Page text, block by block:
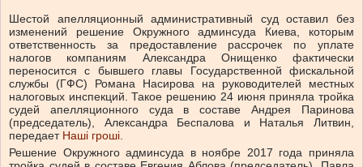
Шестой апелляционный административный суд оставил без
изменений решение Окружного админсуда Киева, которым
ответственность за предоставление рассрочек по уплате
налогов компаниям Александра Онищенко фактически
переносится с бывшего главы Государственной фискальной
службы (ГФС) Романа Насирова на руководителей местных
налоговых инспекций. Такое решению 24 июня приняла тройка
судей апелляционного суда в составе Андрея Паринова
(председатель), Александра Беспалова и Наталья Литвин,
передает Наші гроші.
Решение Окружного админсуда в ноябре 2017 года приняла